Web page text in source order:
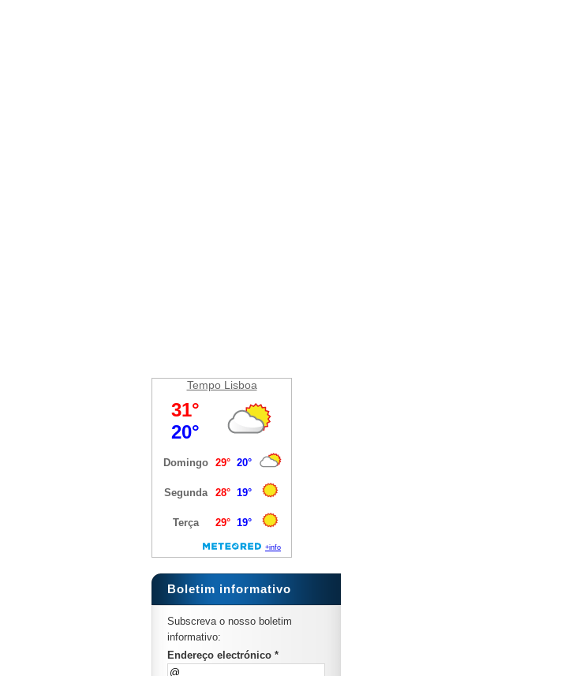
Tempo Lisboa
Boletim informativo
Subscreva o nosso boletim
informativo:
Endereço electrónico *